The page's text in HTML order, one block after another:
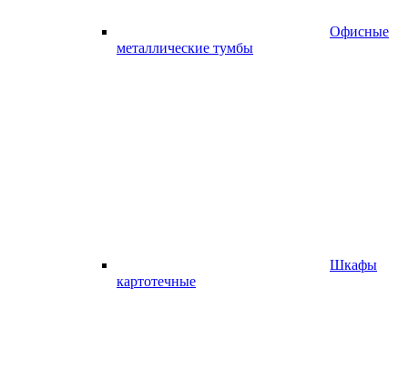
Офисные
металлические тумбы
Шкафы
картотечные